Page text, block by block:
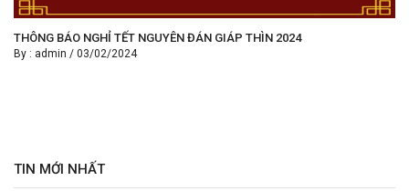
THÔNG BÁO NGHỈ TẾT NGUYÊN ĐÁN GIÁP THÌN 2024
By : admin / 03/02/2024
TIN MỚI NHẤT